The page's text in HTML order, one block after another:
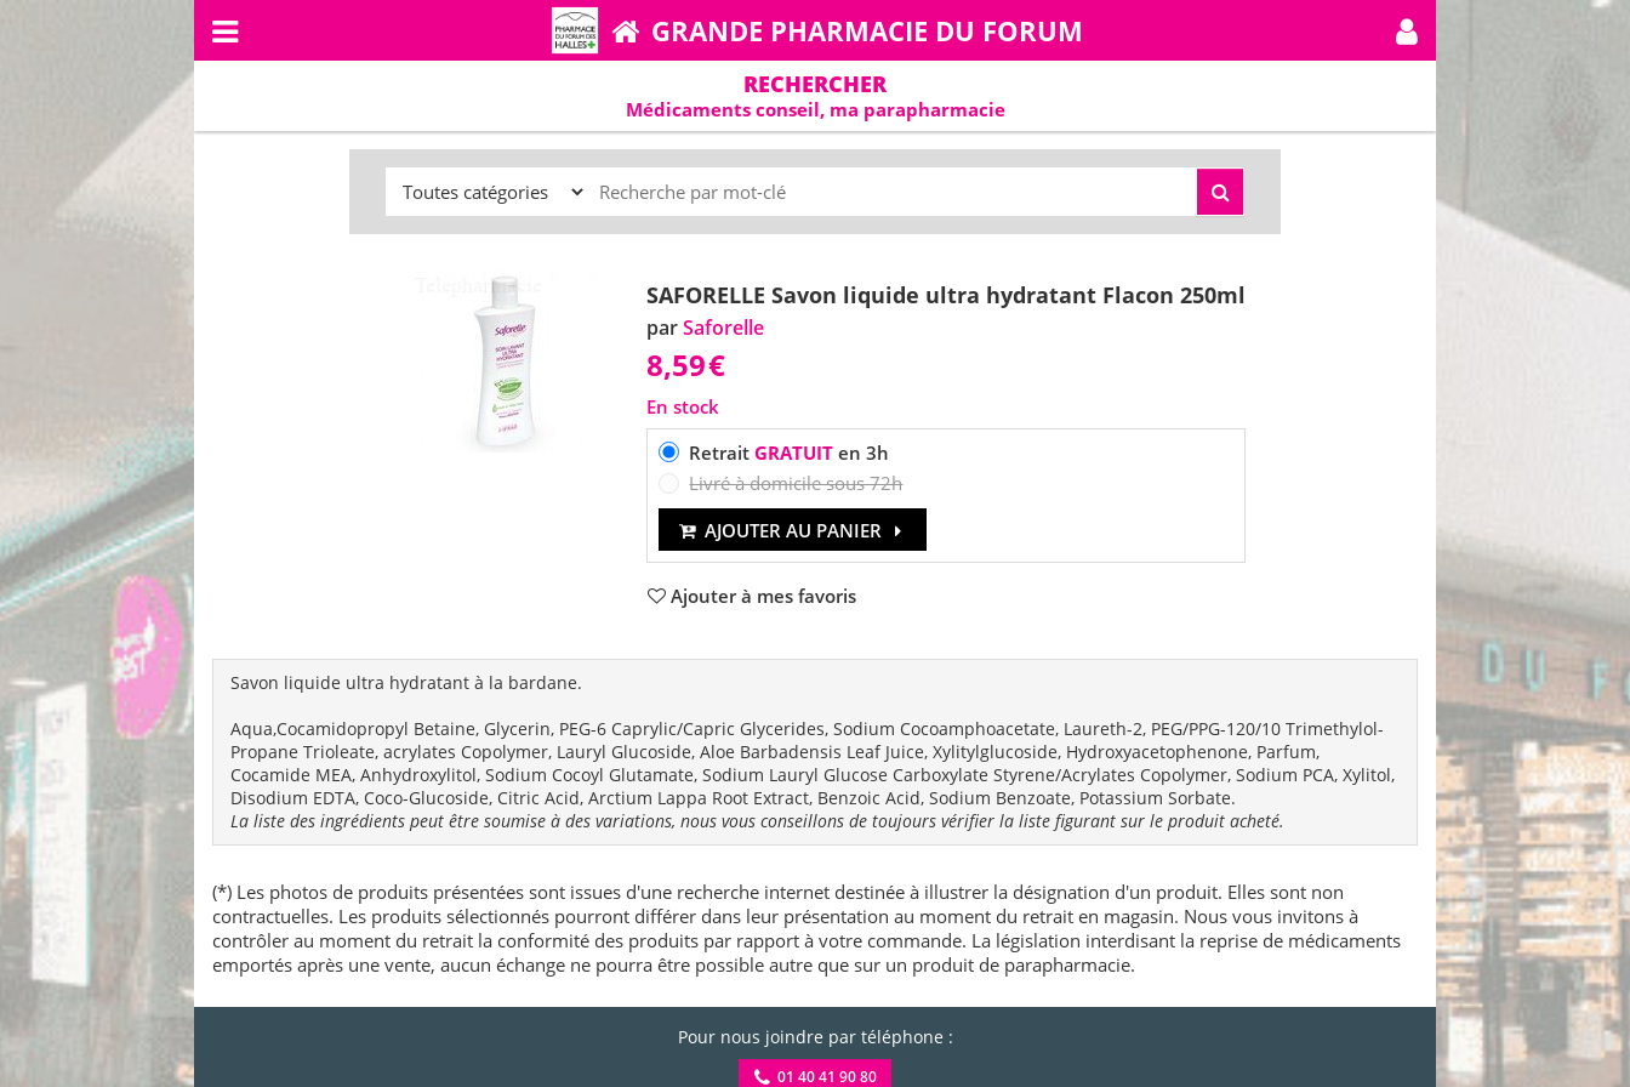
GRANDE PHARMACIE DU FORUM
RECHERCHER
Médicaments conseil, ma parapharmacie
SAFORELLE Savon liquide ultra hydratant Flacon 250ml
parSaforelle
8,59€
En stock
RetraitGRATUIT en 3h
Livré à domicile sous 72h
AJOUTER AU PANIER
Ajouter à mes favoris
Savon liquide ultra hydratant à la bardane.
Aqua,Cocamidopropyl Betaine, Glycerin, PEG-6 Caprylic/Capric Glycerides, Sodium Cocoamphoacetate, Laureth-2, PEG/PPG-120/10 Trimethylol-
Propane Trioleate, acrylates Copolymer, Lauryl Glucoside, Aloe Barbadensis Leaf Juice, Xylitylglucoside, Hydroxyacetophenone, Parfum,
Cocamide MEA, Anhydroxylitol, Sodium Cocoyl Glutamate, Sodium Lauryl Glucose Carboxylate Styrene/Acrylates Copolymer, Sodium PCA, Xylitol,
Disodium EDTA, Coco-Glucoside, Citric Acid, Arctium Lappa Root Extract, Benzoic Acid, Sodium Benzoate, Potassium Sorbate.
La liste des ingrédients peut être soumise à des variations, nous vous conseillons de toujours vérifier la liste figurant sur le produit acheté.
(*) Les photos de produits présentées sont issues d'une recherche internet destinée à illustrer la désignation d'un produit. Elles sont non
contractuelles. Les produits sélectionnés pourront différer dans leur présentation au moment du retrait en magasin. Nous vous invitons à
contrôler au moment du retrait la conformité des produits par rapport à votre commande. La législation interdisant la reprise de médicaments
emportés après une vente, aucun échange ne pourra être possible autre que sur un produit de parapharmacie.
Pour nous joindre par téléphone :
01 40 41 90 80